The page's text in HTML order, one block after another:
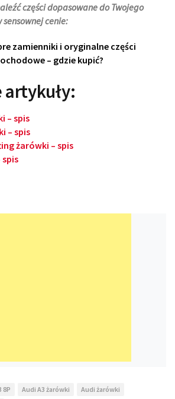
części dopasowane do Twojego
cenie:
zamienniki i oryginalne części
– gdzie kupić?
artykuły:
– spis
– spis
żarówki – spis
spis
8P Audi A3 żarówki
Audi żarówki